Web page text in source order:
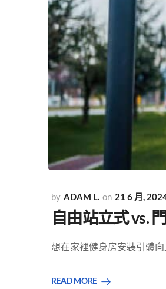
ADAM L. 21 6 月,
自由站立式 vs.
想在家裡健身房安裝引體向
READ MORE